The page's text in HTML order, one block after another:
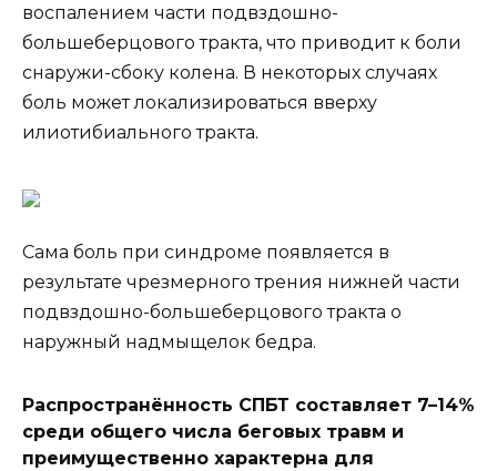
воспалением части подвздошно-
большеберцового тракта, что приводит к боли
снаружи-сбоку колена. В некоторых случаях
боль может локализироваться вверху
илиотибиального тракта.
Сама боль при синдроме появляется в
результате чрезмерного трения нижней части
подвздошно-большеберцового тракта о
наружный надмыщелок бедра.
Распространённость СПБТ составляет 7–14%
среди общего числа беговых травм и
преимущественно характерна для